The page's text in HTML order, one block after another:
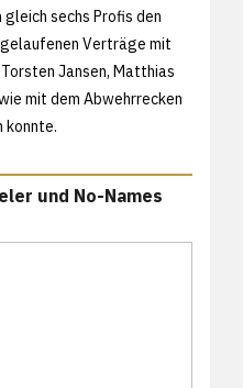
sechs Profis den
Verträge mit
Jansen, Matthias
mit dem Abwehrrecken
konnte.
und No-Names